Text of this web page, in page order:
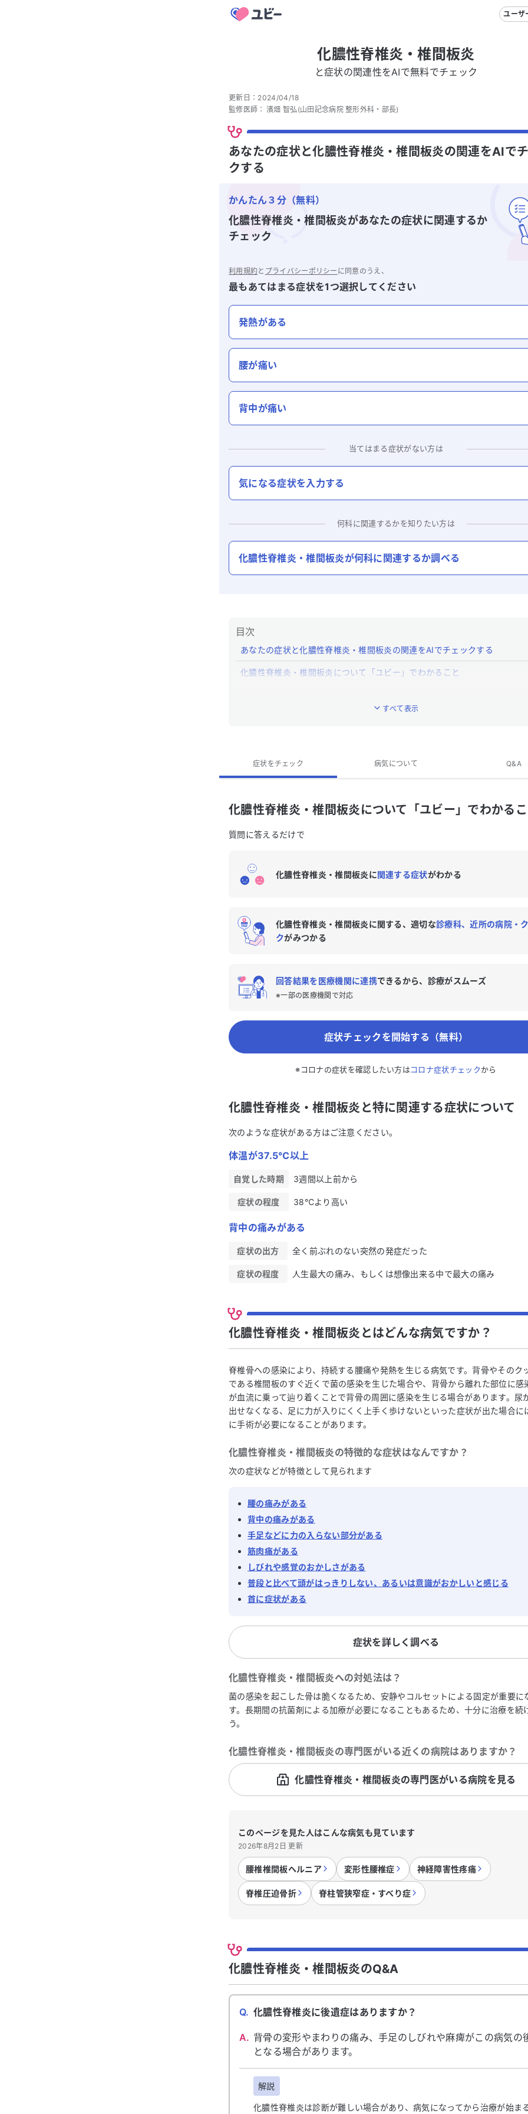
ユーザ
化膿性脊椎炎・椎間板炎
と症状の関連性をAIで無料でチェック
更新日： 2024/04/18
監修医師： 濱畑 智弘(山田記念病院 整形外科・部長)
あなたの症状と化膿性脊椎炎・椎間板炎の関連をAIで
クする
かんたん３分（無料）
化膿性脊椎炎・椎間板炎があなたの症状に関連するか
チェック
利用規約と プライバシーポリシー に同意のうえ、
最もあてはまる症状を1つ選択してください
発熱がある
腰が痛い
背中が痛い
当てはまる症状がない方は
気になる症状を入力する
何科に関連するかを知りたい方は
化膿性脊椎炎・椎間板炎が何科に関連するか調べる
目次
あなたの症状と化膿性脊椎炎・椎間板炎の関連をAIでチェックする
化膿性脊椎炎・椎間板炎について「ユビー」でわかること
化膿性脊椎炎・椎間板炎の専門医がいる近くの病院はありますか？
すべて表示
症状をチェック 病気について Q&A
化膿性脊椎炎・椎間板炎について「ユビー」でわかる
質問に答えるだけで
化膿性脊椎炎・椎間板炎に関連する症状がわかる
化膿性脊椎炎・椎間板炎に関する、適切な診療科、近所の病院・
クがみつかる
回答結果を医療機関に連携できるから、診療がスムーズ
※一部の医療機関で対応
症状チェックを開始する（無料）
※コロナの症状を確認したい方はコロナ症状チェックから
化膿性脊椎炎・椎間板炎と特に関連する症状について
次のような症状がある方はご注意ください。
体温が37.5℃以上
自覚した時期 3週間以上前から
症状の程度 38℃より高い
背中の痛みがある
症状の出方 全く前ぶれのない突然の発症だった
症状の程度 人生最大の痛み、もしくは想像出来る中で最大の痛み
化膿性脊椎炎・椎間板炎とはどんな病気ですか？
脊椎骨への感染により、持続する腰痛や発熱を生じる病気です。背骨やそのク
である椎間板のすぐ近くで菌の感染を生じた場合や、背骨から離れた部位に感
が血流に乗って辿り着くことで背骨の周囲に感染を生じる場合があります。尿
出せなくなる、足に力が入りにくく上手く歩けないといった症状が出た場合に
に手術が必要になることがあります。
化膿性脊椎炎・椎間板炎の特徴的な症状はなんですか？
次の症状などが特徴として見られます
腰の痛みがある
背中の痛みがある
手足などに力の入らない部分がある
筋肉痛がある
しびれや感覚のおかしさがある
普段と比べて頭がはっきりしない、あるいは意識がおかしいと感じる
首に症状がある
症状を詳しく調べる
化膿性脊椎炎・椎間板炎への対処法は？
菌の感染を起こした骨は脆くなるため、安静やコルセットによる固定が重要に
す。長期間の抗菌剤による加療が必要になることもあるため、十分に治療を続
う。
化膿性脊椎炎・椎間板炎の専門医がいる近くの病院はありますか？
化膿性脊椎炎・椎間板炎の専門医がいる病院を見る
このページを見た人はこんな病気も見ています
2026年8月2日 更新
腰椎椎間板ヘルニア 変形性腰椎症 神経障害性疼痛
脊椎圧迫骨折 脊柱管狭窄症・すべり症
化膿性脊椎炎・椎間板炎のQ&A
Q. 化膿性脊椎炎に後遺症はありますか？
A. 背骨の変形やまわりの痛み、手足のしびれや麻痺がこの病気の
となる場合があります。
解説
化膿性脊椎炎は診断が難しい場合があり、病気になってから治療が始ま